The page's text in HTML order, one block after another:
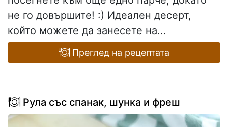
не го довършите! :) Идеален десерт,
който можете да занесете на...
Преглед на рецептата
Рула със спанак, шунка и фреш